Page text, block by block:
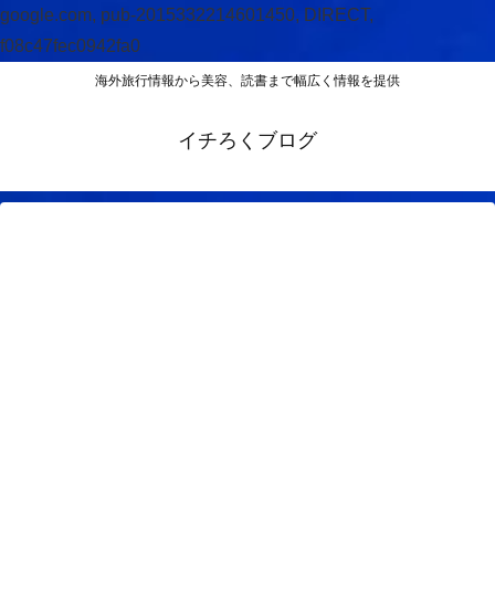
google.com, pub-2015332214601450, DIRECT,
f08c47fec0942fa0
海外旅行情報から美容、読書まで幅広く情報を提供
イチろくブログ